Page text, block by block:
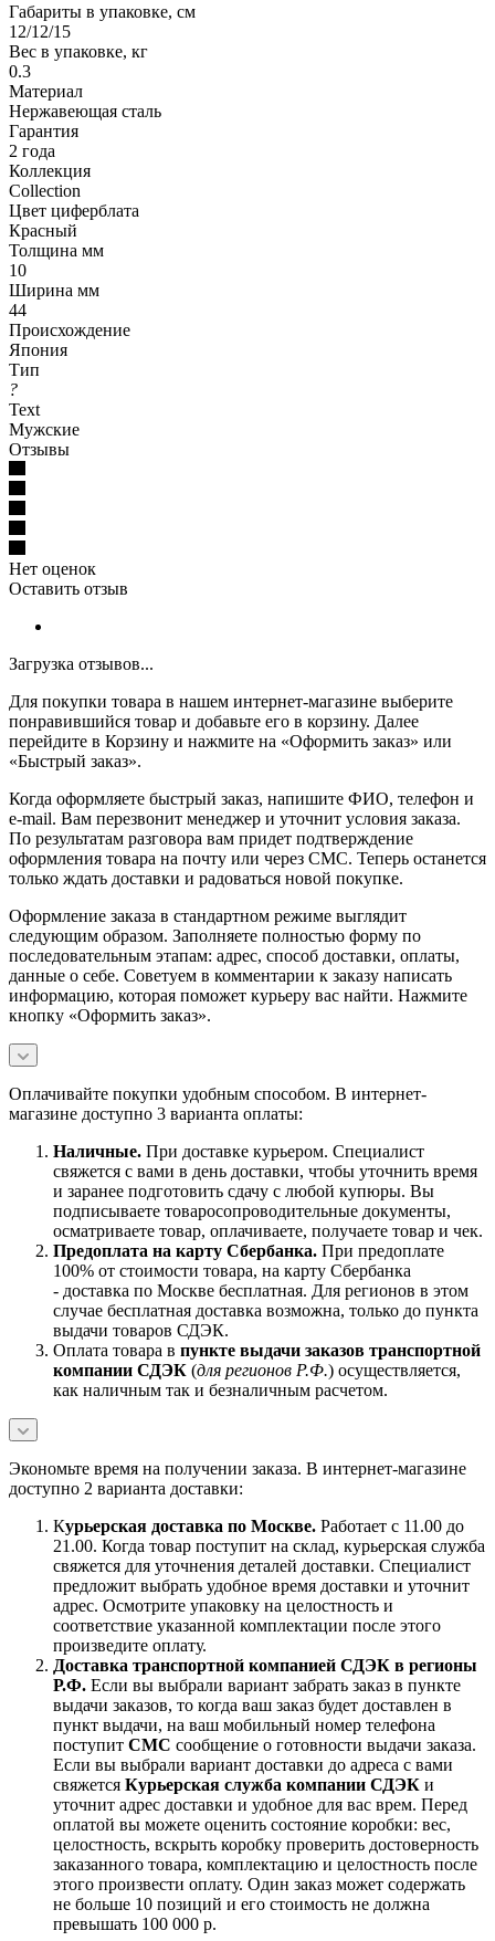
Габариты в упаковке, см
12/12/15
Вес в упаковке, кг
0.3
Материал
Нержавеющая сталь
Гарантия
2 года
Коллекция
Collection
Цвет циферблата
Красный
Толщина мм
10
Ширина мм
44
Происхождение
Япония
Тип
?
Text
Мужские
Отзывы
Нет оценок
Оставить отзыв
Загрузка отзывов...
Для покупки товара в нашем интернет-магазине выберите
понравившийся товар и добавьте его в корзину. Далее
перейдите в Корзину и нажмите на «Оформить заказ» или
«Быстрый заказ».
Когда оформляете быстрый заказ, напишите ФИО, телефон и
e-mail. Вам перезвонит менеджер и уточнит условия заказа.
По результатам разговора вам придет подтверждение
оформления товара на почту или через СМС. Теперь останется
только ждать доставки и радоваться новой покупке.
Оформление заказа в стандартном режиме выглядит
следующим образом. Заполняете полностью форму по
последовательным этапам: адрес, способ доставки, оплаты,
данные о себе. Советуем в комментарии к заказу написать
информацию, которая поможет курьеру вас найти. Нажмите
кнопку «Оформить заказ».
Оплачивайте покупки удобным способом. В интернет-
магазине доступно 3 варианта оплаты:
Наличные. При доставке курьером. Специалист
свяжется с вами в день доставки, чтобы уточнить время
и заранее подготовить сдачу с любой купюры. Вы
подписываете товаросопроводительные документы,
осматриваете товар, оплачиваете, получаете товар и чек.
Предоплата на карту Сбербанка. При предоплате
100% от стоимости товара, на карту Сбербанка
- доставка по Москве бесплатная. Для регионов в этом
случае бесплатная доставка возможна, только до пункта
выдачи товаров СДЭК.
Оплата товара в пункте выдачи заказов транспортной
компании СДЭК (для регионов Р.Ф.) осуществляется,
как наличным так и безналичным расчетом.
Экономьте время на получении заказа. В интернет-магазине
доступно 2 варианта доставки:
Курьерская доставка по Москве. Работает с 11.00 до
21.00. Когда товар поступит на склад, курьерская служба
свяжется для уточнения деталей доставки. Специалист
предложит выбрать удобное время доставки и уточнит
адрес. Осмотрите упаковку на целостность и
соответствие указанной комплектации после этого
произведите оплату.
Доставка транспортной компанией СДЭК в регионы
Р.Ф. Если вы выбрали вариант забрать заказ в пункте
выдачи заказов, то когда ваш заказ будет доставлен в
пункт выдачи, на ваш мобильный номер телефона
поступит СМС сообщение о готовности выдачи заказа.
Если вы выбрали вариант доставки до адреса с вами
свяжется Курьерская служба компании СДЭК и
уточнит адрес доставки и удобное для вас врем. Перед
оплатой вы можете оценить состояние коробки: вес,
целостность, вскрыть коробку проверить достоверность
заказанного товара, комплектацию и целостность после
этого произвести оплату. Один заказ может содержать
не больше 10 позиций и его стоимость не должна
превышать 100 000 р.